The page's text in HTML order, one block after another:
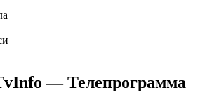
— Телепрограмма